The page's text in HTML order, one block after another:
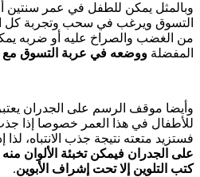
وبالمثل يمكن للطفل في عمر سنتين
التسوق ويرغب في سحب وتجربة كل
من الغضب والصراخ عليه أو ضربه
المفضلة ووضعه في عربة التسوق مع
وأيضا موقف الرسم على الجدران يعتبر
للأطفال في هذا العمر خصوصا إذا
فستزيد متعته نتيجة جذب الانتباه،
على الجدران فيمكن تخبئة الألوان
كتب التلوين إلا تحت إشراف الأبوين.